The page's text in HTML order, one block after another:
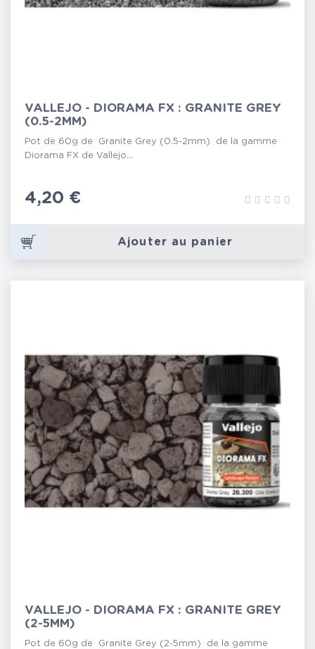
VALLEJO - DIORAMA FX : GRANITE GREY
(0.5-2MM)
Pot de 60g de Granite Grey (0.5-2mm) de la gamme
Diorama FX de Vallejo...
Prix
4,20 €
Ajouter au panier
VALLEJO - DIORAMA FX : GRANITE GREY
(2-5MM)
Pot de 60g de Granite Grey (2-5mm) de la gamme